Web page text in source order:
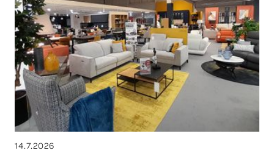
14.7.2026